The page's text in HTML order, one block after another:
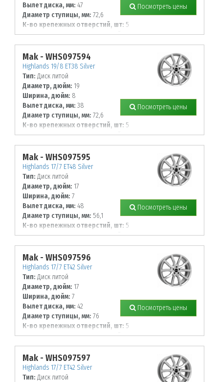
Вылет диска, мм: 47
Диаметр ступицы, мм: 72,6
К-во крепежных отверстий, шт: 5
Диаметр располож. отверстий, мм:
120
Посмотреть цены
Mak - WHS097594
Highlands 19/8 ET38 Silver
Тип: Диск литой
Диаметр, дюйм: 19
Ширина, дюйм: 8
Вылет диска, мм: 38
Диаметр ступицы, мм: 72,6
К-во крепежных отверстий, шт: 5
Диаметр располож. отверстий, мм:
120
Посмотреть цены
Mak - WHS097595
Highlands 17/7 ET48 Silver
Тип: Диск литой
Диаметр, дюйм: 17
Ширина, дюйм: 7
Вылет диска, мм: 48
Диаметр ступицы, мм: 56,1
К-во крепежных отверстий, шт: 5
Диаметр располож. отверстий, мм:
100
Посмотреть цены
Mak - WHS097596
Highlands 17/7 ET42 Silver
Тип: Диск литой
Диаметр, дюйм: 17
Ширина, дюйм: 7
Вылет диска, мм: 42
Диаметр ступицы, мм: 76
К-во крепежных отверстий, шт: 5
Диаметр располож. отверстий, мм:
112
Посмотреть цены
Mak - WHS097597
Highlands 17/7 ET42 Silver
Тип: Диск литой